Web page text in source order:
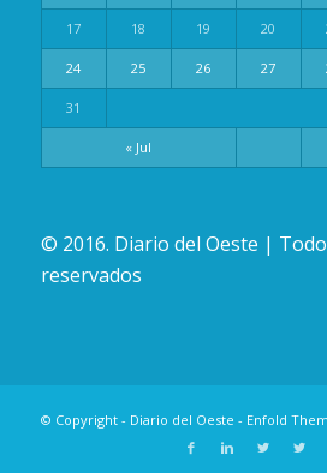
« Jul
17 18 19 20
24 25 26 27
31
© 2016. Diario del Oeste |
reservados
© Copyright - Diario del Oeste - Enfold